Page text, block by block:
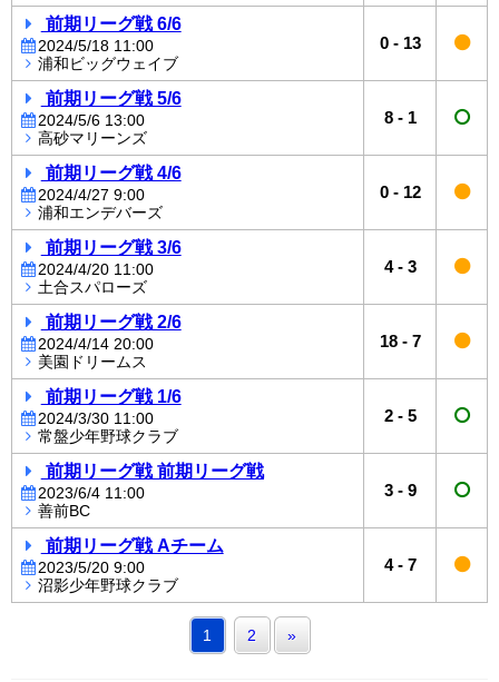
前期リーグ戦 6/6
2024/5/18 11:00
浦和ビッグウェイブ
0- 13
前期リーグ戦 5/6
2024/5/6 13:00
高砂マリーンズ
8- 1
前期リーグ戦 4/6
2024/4/27 9:00
浦和エンデバーズ
0- 12
前期リーグ戦 3/6
2024/4/20 11:00
土合スパローズ
4- 3
前期リーグ戦 2/6
2024/4/14 20:00
美園ドリームス
18- 7
前期リーグ戦 1/6
2024/3/30 11:00
常盤少年野球クラブ
2- 5
前期リーグ戦 前期リーグ戦
2023/6/4 11:00
善前BC
3- 9
前期リーグ戦 Aチーム
2023/5/20 9:00
沼影少年野球クラブ
4- 7
1 2 »